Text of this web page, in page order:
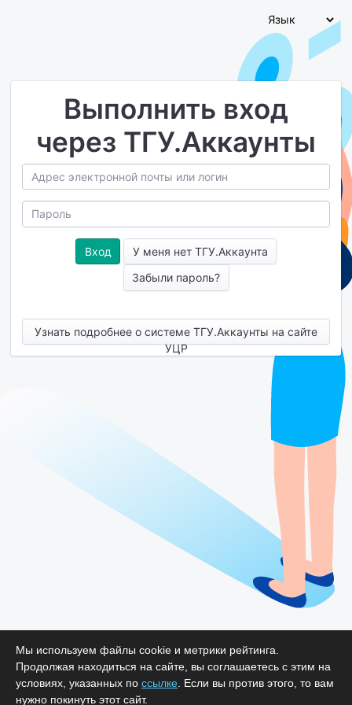
Выполнить вход
через ТГУ.Аккаунты
У меня нет ТГУ.Аккаунта
Забыли пароль?
Узнать подробнее о системе ТГУ.Аккаунты на сайте
УЦР
Мы используем файлы cookie и метрики рейтинга.
Продолжая находиться на сайте, вы соглашаетесь с этим на
условиях, указанных по ссылке . Если вы против этого, то вам
нужно покинуть этот сайт.